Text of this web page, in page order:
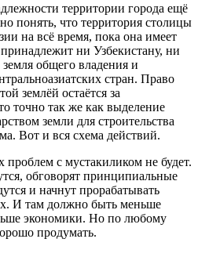
территории города ещё
понять, что территория столицы
на всё время, пока она имеет
принадлежит ни Узбекистану, ни
земля общего владения и
стран. Право
землёй остаётся за
точно так же как выделение
земли для строительства
Вот и вся схема действий.
проблем с мустакиликом не будет.
обговорят принципиальные
и начнут прорабатывать
И там должно быть меньше
экономики. Но по любому
продумать.